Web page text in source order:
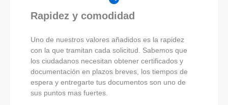
Rapidez y comodidad
Uno de nuestros valores añadidos es la rapidez
con la que tramitan cada solicitud. Sabemos que
los ciudadanos necesitan obtener certificados y
documentación en plazos breves, los tiempos de
espera y entregarte tus documentos son uno de
sus puntos mas fuertes.